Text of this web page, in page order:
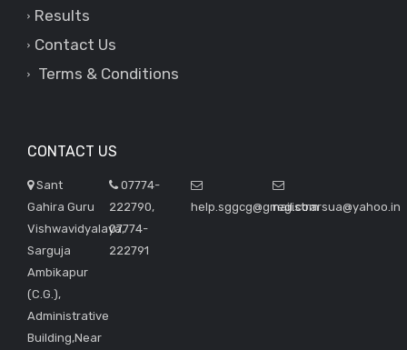
Results
Contact Us
Terms & Conditions
CONTACT US
Sant
Gahira Guru
Vishwavidyalaya,
Sarguja
Ambikapur
(C.G.),
Administrative
Building,Near
07774-
222790,
07774-
222791
help.sggcg@gmail.comregistrarsua@yahoo.in